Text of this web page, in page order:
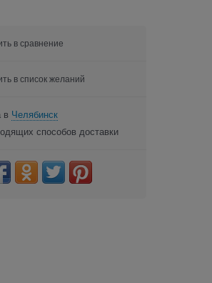
в сравнение
в список желаний
в Челябинск
способов доставки